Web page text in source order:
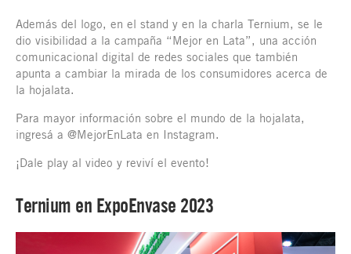
Además del logo, en el stand y en la charla Ternium, se le
dio visibilidad a la campaña “Mejor en Lata”, una acción
comunicacional digital de redes sociales que también
apunta a cambiar la mirada de los consumidores acerca de
la hojalata.
Para mayor información sobre el mundo de la hojalata,
ingresá a @MejorEnLata en Instagram.
¡Dale play al video y reviví el evento!
Ternium en ExpoEnvase 2023